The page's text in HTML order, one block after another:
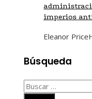
imperios
Eleanor Price
Búsqueda
Buscar: